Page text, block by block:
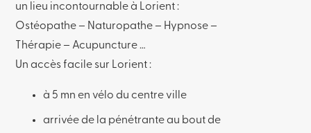
un lieu incontournable à Lorient :
Ostéopathe – Naturopathe – Hypnose –
Thérapie – Acupuncture …
Un accès facile sur Lorient :
à 5 mn en vélo du centre ville
arrivée de la pénétrante au bout de